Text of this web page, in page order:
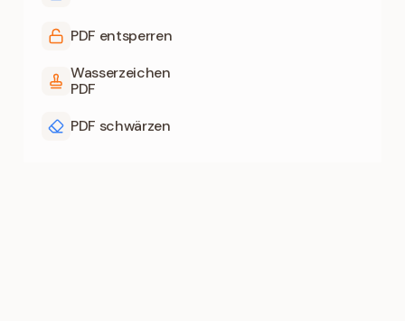
PDF entsperren
Wasserzeichen
PDF
PDF schwärzen